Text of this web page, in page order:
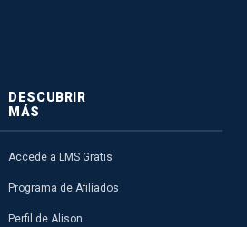
DESCUBRIR
MÁS
Accede a LMS Gratis
Programa de Afiliados
Perfil de Alison